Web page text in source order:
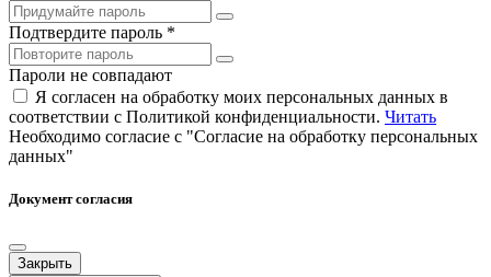
Подтвердите пароль *
Пароли не совпадают
Я согласен на обработку моих персональных данных в
соответствии с Политикой конфиденциальности. Читать
Необходимо согласие с "Согласие на обработку персональных
данных"
Документ согласия
Закрыть